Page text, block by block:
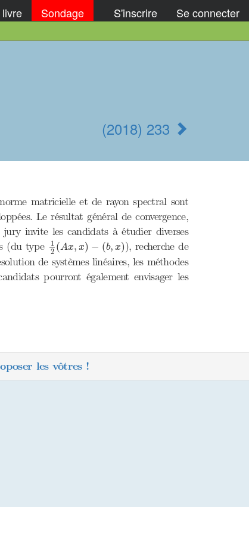
Sondage S'inscrire Se connecter
(2018) 233
matricielle et de rayon spectral sont
Le résultat général de convergence,
invite les candidats à étudier diverses
(du type
1
2 (Ax, x) − (b, x)
1 2( A ) b,
), recherche de
de systèmes linéaires, les méthodes
pourront également envisager les
les vôtres !